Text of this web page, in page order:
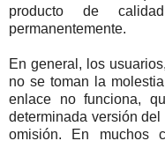
producto de
permanentemente.
En general, los
no se toman la
enlace no funciona,
determinada versión
omisión. En muchos